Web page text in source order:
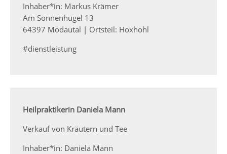
Inhaber*in: Markus Krämer
Am Sonnenhügel 13
64397 Modautal | Ortsteil: Hoxhohl
#dienstleistung
Heilpraktikerin Daniela Mann
Verkauf von Kräutern und Tee
Inhaber*in: Daniela Mann